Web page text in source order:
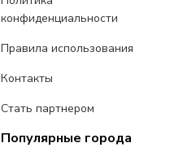
конфиденциальности
Правила использования
Контакты
Стать партнером
Популярные города